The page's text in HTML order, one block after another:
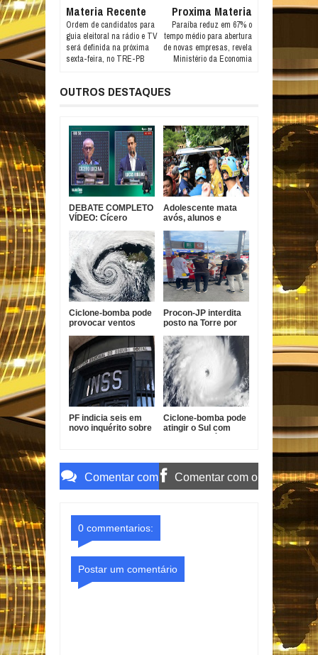
Materia Recente
Ordem de candidatos para
guia eleitoral na rádio e TV
será definida na próxima
sexta-feira, no TRE-PB
Proxima Materia
Paraíba reduz em 67% o
tempo médio para abertura
de novas empresas, revela
Ministério da Economia
OUTROS DESTAQUES
DEBATE COMPLETO
VÍDEO: Cícero
da Ponte do Futuro e
Lucas diz que ex-
prefeito tem
experiência com
obra parada
Adolescente mata
avós, alunos e
escola na Tailândia
Ciclone-bomba pode
provocar ventos
temporais em parte
do Brasil
Procon-JP interdita
posto na Torre por
padrão
PF indicia seis em
novo inquérito sobre
Ciclone-bomba pode
atingir o Sul com
Comentar com Comentar com o
0 commentarios:
Postar um comentário